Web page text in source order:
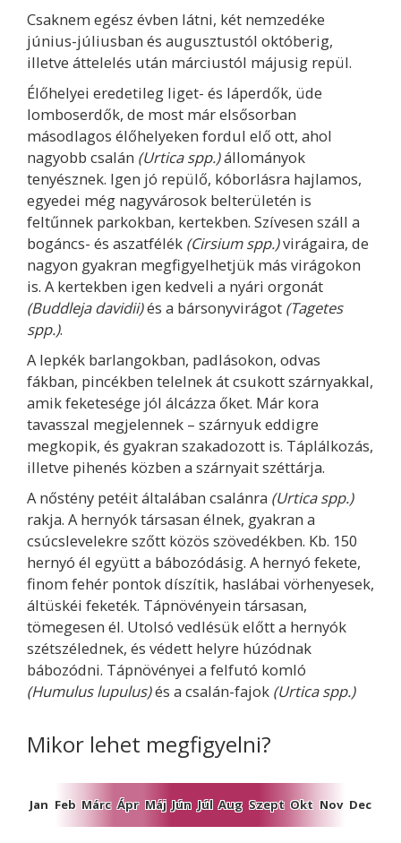
Csaknem egész évben látni, két nemzedéke
június-júliusban és augusztustól októberig,
illetve áttelelés után márciustól májusig repül.
Élőhelyei eredetileg liget- és láperdők, üde
lomboserdők, de most már elsősorban
másodlagos élőhelyeken fordul elő ott, ahol
nagyobb csalán (Urtica spp.)állományok
tenyésznek. Igen jó repülő, kóborlásra hajlamos,
egyedei még nagyvárosok belterületén is
feltűnnek parkokban, kertekben. Szívesen száll a
bogáncs- és aszatfélék (Cirsium spp.)virágaira, de
nagyon gyakran megfigyelhetjük más virágokon
is. A kertekben igen kedveli a nyári orgonát
(Buddleja davidii)és a bársonyvirágot (Tagetes
spp.).
A lepkék barlangokban, padlásokon, odvas
fákban, pincékben telelnek át csukott szárnyakkal,
amik feketesége jól álcázza őket. Már kora
tavasszal megjelennek – szárnyuk eddigre
megkopik, és gyakran szakadozott is. Táplálkozás,
illetve pihenés közben a szárnyait széttárja.
A nőstény petéit általában csalánra (Urtica spp.)
rakja. A hernyók társasan élnek, gyakran a
csúcslevelekre szőtt közös szövedékben. Kb. 150
hernyó él együtt a bábozódásig. A hernyó fekete,
finom fehér pontok díszítik, haslábai vörhenyesek,
áltüskéi feketék. Tápnövényein társasan,
tömegesen él. Utolsó vedlésük előtt a hernyók
szétszélednek, és védett helyre húzódnak
bábozódni. Tápnövényei a felfutó komló
(Humulus lupulus)és a csalán-fajok (Urtica spp.)
Mikor lehet megfigyelni?
Jan Feb Márc Ápr Máj Jún Júl Aug Szept Okt Nov Dec